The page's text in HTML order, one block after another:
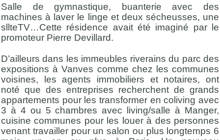
Salle de gymnastique, buanterie avec des
machines à laver le linge et deux sécheusses, une
sllteTV…Cette résidence avait été imaginé par le
promoteur Pierre Devillard.
D’ailleurs dans les immeubles riverains du parc des
expositions à Vanves comme chez les communes
voisines, les agents immobiliers et notaires, ont
noté que des entreprises recherchent de grands
appartements pour les transformer en coliving avec
3 à 4 ou 5 chambres avec living/salle à Manger,
cuisine communes pour les louer à des personnes
venant travailler pour un salon ou plus longtemps 6